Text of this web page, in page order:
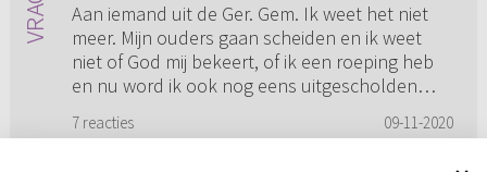
Aan iemand uit de Ger. Gem. Ik weet het niet
meer. Mijn ouders gaan scheiden en ik weet
niet of God mij bekeert, of ik een roeping heb
en nu word ik ook nog eens uitgescholden
7 reacties 09-11-2020